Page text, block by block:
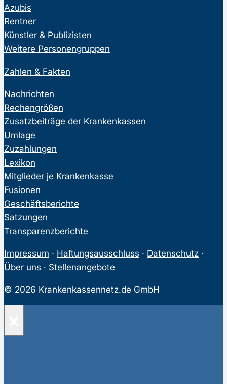
Azubis
Rentner
Künstler & Publizisten
Weitere Personengruppen
Zahlen & Fakten
Nachrichten
Rechengrößen
Zusatzbeiträge der Krankenkassen
Umlage
Zuzahlungen
Lexikon
Mitglieder je Krankenkasse
Fusionen
Geschäftsberichte
Satzungen
Transparenzberichte
Impressum · Haftungsausschluss · Datenschutz ·
Über uns · Stellenangebote
© 2026 Krankenkassennetz.de GmbH